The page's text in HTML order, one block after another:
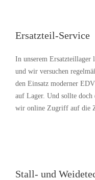
Ersatzteil-Service
In unserem Ersatzteillager
und wir versuchen
den Einsatz moderner
auf Lager. Und sollte
wir online Zugriff auf die
Stall- und